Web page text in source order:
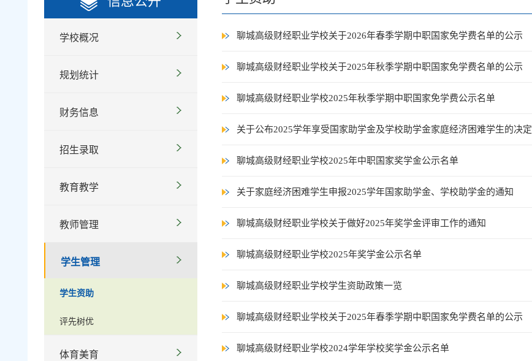
学校概况
规划统计
财务信息
招生录取
教育教学
教师管理
学生管理
学生资助
评先树优
体育美育
聊城高级财经职业学校关于2026年春季学期中职国家免学费名单的公示
聊城高级财经职业学校关于2025年秋季学期中职国家免学费名单的公示
聊城高级财经职业学校2025年秋季学期中职国家免学费公示名单
关于公布2025学年享受国家助学金及学校助学金家庭经济困难学生的决定
聊城高级财经职业学校2025年中职国家奖学金公示名单
关于家庭经济困难学生申报2025学年国家助学金、学校助学金的通知
聊城高级财经职业学校关于做好2025年奖学金评审工作的通知
聊城高级财经职业学校2025年奖学金公示名单
聊城高级财经职业学校学生资助政策一览
聊城高级财经职业学校关于2025年春季学期中职国家免学费名单的公示
聊城高级财经职业学校2024学年学校奖学金公示名单